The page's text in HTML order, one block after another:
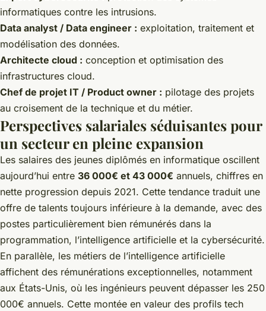
informatiques contre les intrusions.
Data analyst / Data engineer : exploitation, traitement et
modélisation des données.
Architecte cloud : conception et optimisation des
infrastructures cloud.
Chef de projet IT / Product owner : pilotage des projets
au croisement de la technique et du métier.
Perspectives salariales séduisantes pour
un secteur en pleine expansion
Les salaires des jeunes diplômés en informatique oscillent
aujourd’hui entre 36 000€ et 43 000€ annuels, chiffres en
nette progression depuis 2021. Cette tendance traduit une
offre de talents toujours inférieure à la demande, avec des
postes particulièrement bien rémunérés dans la
programmation, l’intelligence artificielle et la cybersécurité.
En parallèle, les métiers de l’intelligence artificielle
affichent des rémunérations exceptionnelles, notamment
aux États-Unis, où les ingénieurs peuvent dépasser les 250
000€ annuels. Cette montée en valeur des profils tech